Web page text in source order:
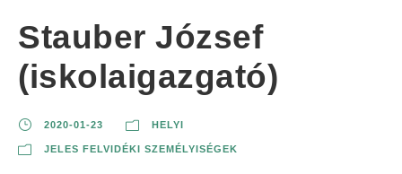
Stauber József
(iskolaigazgató)
2020-01-23 HELYI
JELES FELVIDÉKI SZEMÉLYISÉGEK